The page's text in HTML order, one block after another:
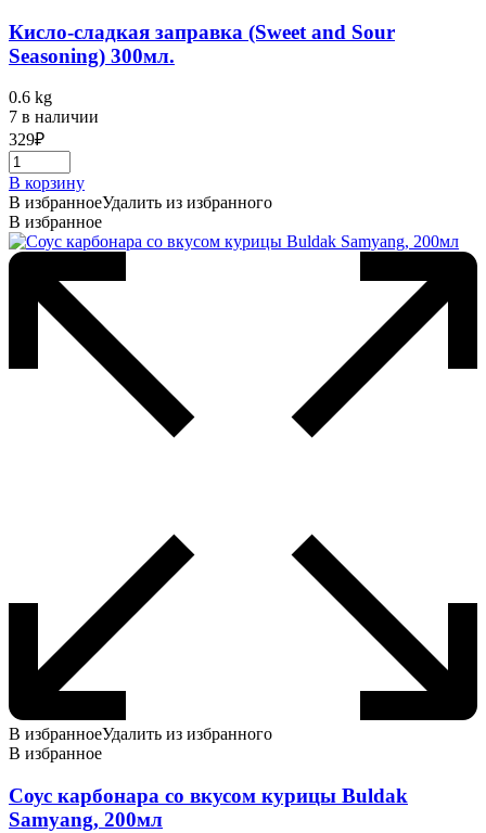
Кисло-сладкая заправка (Sweet and Sour
Seasoning) 300мл.
0.6 kg
7 в наличии
329₽
В корзину
В избранноеУдалить из избранного
В избранное
В избранноеУдалить из избранного
В избранное
Соус карбонара со вкусом курицы Buldak
Samyang, 200мл